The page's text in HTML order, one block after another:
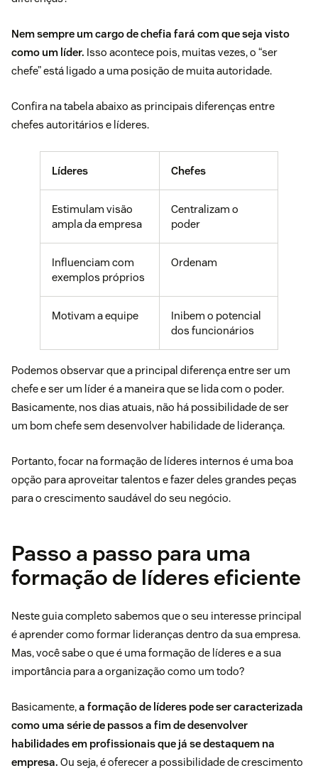
Nem sempre um cargo de chefia fará com que seja visto
como um líder. Isso acontece pois, muitas vezes, o “ser
chefe” está ligado a uma posição de muita autoridade.
Confira na tabela abaixo as principais diferenças entre
chefes autoritários e líderes.
Líderes Chefes
Estimulam visão
ampla da empresa
Centralizam o
poder
Influenciam com
exemplos próprios
Ordenam
Motivam a equipe
Inibem o potencial
dos funcionários
Podemos observar que a principal diferença entre ser um
chefe e ser um líder é a maneira que se lida com o poder.
Basicamente, nos dias atuais, não há possibilidade de ser
um bom chefe sem desenvolver habilidade de liderança.
Portanto, focar na formação de líderes internos é uma boa
opção para aproveitar talentos e fazer deles grandes peças
para o crescimento saudável do seu negócio.
Passo a passo para uma
formação de líderes eficiente
Neste guia completo sabemos que o seu interesse principal
é aprender como formar lideranças dentro da sua empresa.
Mas, você sabe o que é uma formação de líderes e a sua
importância para a organização como um todo?
Basicamente,a formação de líderes pode ser caracterizada
como uma série de passos a fim de desenvolver
habilidades em profissionais que já se destaquem na
empresa. Ou seja, é oferecer a possibilidade de crescimento